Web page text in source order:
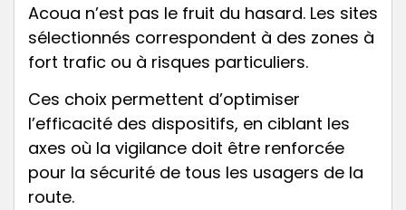
Acoua n’est pas le fruit du hasard. Les sites
sélectionnés correspondent à des zones à
fort trafic ou à risques particuliers.
Ces choix permettent d’optimiser
l’efficacité des dispositifs, en ciblant les
axes où la vigilance doit être renforcée
pour la sécurité de tous les usagers de la
route.